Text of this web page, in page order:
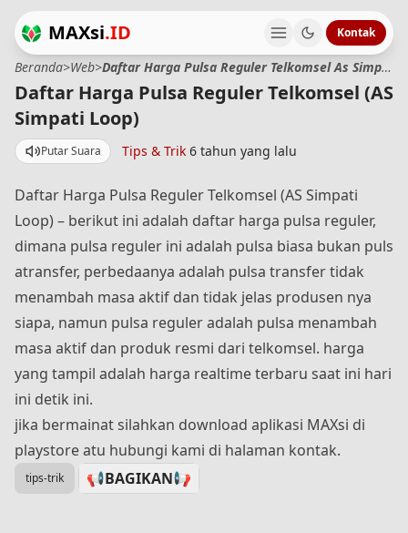
MAXsi.ID Kontak
Beranda>Web> Daftar Harga Pulsa Reguler Telkomsel As Simpati Loop
Daftar Harga Pulsa Reguler Telkomsel (AS
Simpati Loop)
Putar Suara Tips & Trik 6 tahun yang lalu
Daftar Harga Pulsa Reguler Telkomsel (AS Simpati
Loop) – berikut ini adalah daftar harga pulsa reguler,
dimana pulsa reguler ini adalah pulsa biasa bukan puls
atransfer, perbedaanya adalah pulsa transfer tidak
menambah masa aktif dan tidak jelas produsen nya
siapa, namun pulsa reguler adalah pulsa menambah
masa aktif dan produk resmi dari telkomsel. harga
yang tampil adalah harga realtime terbaru saat ini hari
ini detik ini.
jika bermainat silahkan download aplikasi MAXsi di
playstore atu hubungi kami di halaman kontak.
tips-trik 📢BAGIKAN📢